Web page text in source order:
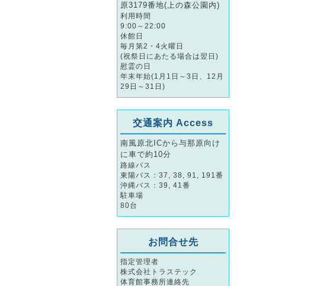
原3179番地(上の森公園内)
利用時間
9:00～22:00
休館日
毎月第2・4火曜日
(祝祭日にあたる場合は翌日)
慰霊の日
年末年始(1月1日～3日、12月
29日～31日)
交通案内 Access
南風原北ICから与那原向け
に車で約10分
路線バス
東陽バス：37, 38, 91, 191番
沖縄バス：39, 41番
駐車場
80台
お問合せ先
指定管理者
株式会社トラステック
体育館事務所連絡先